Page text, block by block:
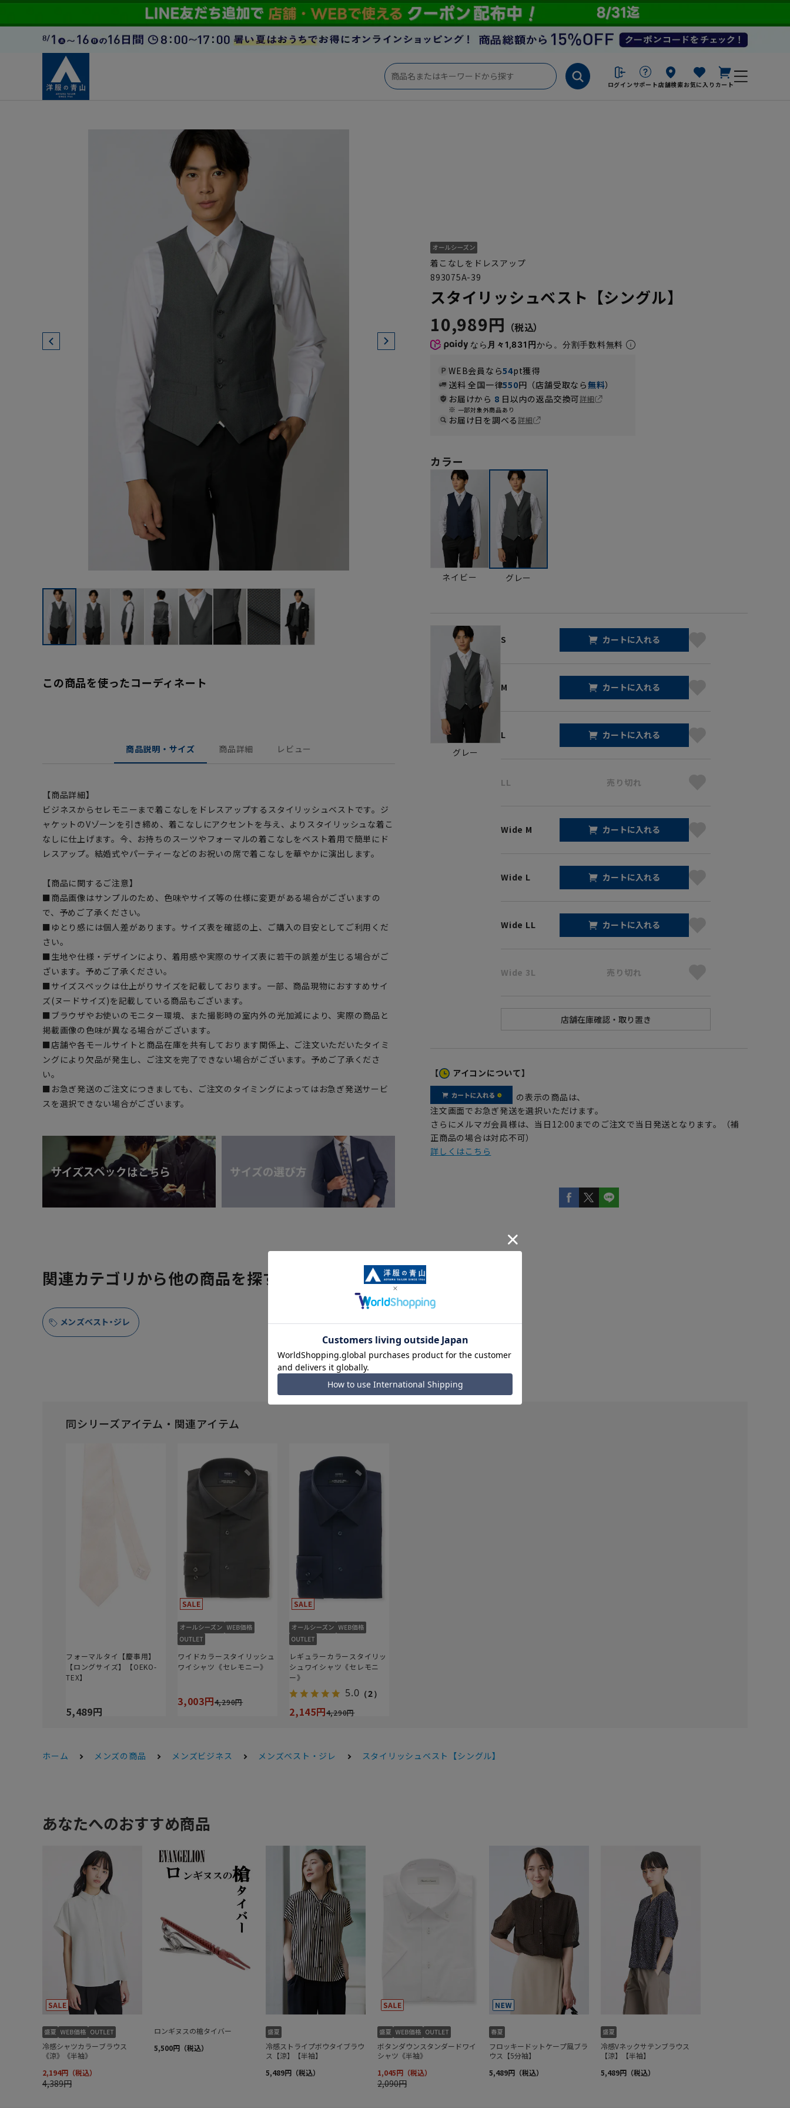
ログイン サポート店舗検索お気に入り カート
この商品を使ったコーディネート
商品説明・サイズ 商品詳細 レビュー
【商品詳細】
ビジネスからセレモニーまで着こなしをドレスアップするスタイリッシュベストです。ジ
ャケットのVゾーンを引き締め、着こなしにアクセントを与え、よりスタイリッシュな着こ
なしに仕上げます。今、お持ちのスーツやフォーマルの着こなしをベスト着用で簡単にド
レスアップ。結婚式やパーティーなどのお祝いの席で着こなしを華やかに演出します。
【商品に関するご注意】
■商品画像はサンプルのため、色味やサイズ等の仕様に変更がある場合がございますの
で、予めご了承ください。
■ゆとり感には個人差があります。サイズ表を確認の上、ご購入の目安としてご利用くだ
さい。
■生地や仕様・デザインにより、着用感や実際のサイズ表に若干の誤差が生じる場合がご
ざいます。予めご了承ください。
■サイズスペックは仕上がりサイズを記載しております。一部、商品現物におすすめサイ
ズ(ヌードサイズ)を記載している商品もございます。
■ブラウザやお使いのモニター環境、また撮影時の室内外の光加減により、実際の商品と
掲載画像の色味が異なる場合がございます。
■店舗や各モールサイトと商品在庫を共有しております関係上、ご注文いただいたタイミ
ングにより欠品が発生し、ご注文を完了できない場合がございます。予めご了承くださ
い。
■お急ぎ発送のご注文につきましても、ご注文のタイミングによってはお急ぎ発送サービ
スを選択できない場合がございます。
着こなしをドレスアップ
893075A-39
スタイリッシュベスト【シングル】
10,989円
なら 月々1,831円から。分割手数料無料
WEB会員なら54pt獲得
送料 全国一律550円（店舗受取なら無料）
お届けから 8 日以内の返品交換可詳細
一部対象外商品あり
お届け日を調べる詳細
カラー
ネイビー グレー
グレー
S カートに入れる
M カートに入れる
L カートに入れる
LL 売り切れ
Wide M カートに入れる
Wide L カートに入れる
Wide LL カートに入れる
Wide 3L 売り切れ
【 アイコンについて】
の表示の商品は、
注文画面でお急ぎ発送を選択いただけます。
さらにメルマガ会員様は、当日12:00までのご注文で当日発送となります。（補
正商品の場合は対応不可）
詳しくはこちら
関連カテゴリから他の商品を探す
メンズベスト・ジレ
同シリーズアイテム・関連アイテム
フォーマルタイ【慶事用】
【ロングサイズ】【OEKO-
TEX】
5,489円
ワイドカラースタイリッシュ
ワイシャツ《セレモニー》
3,003円4,290円
レギュラーカラースタイリッ
シュワイシャツ《セレモニ
ー》
5.0 （2）
2,145円4,290円
ホーム メンズの商品 メンズビジネス メンズベスト・ジレ スタイリッシュベスト【シングル】